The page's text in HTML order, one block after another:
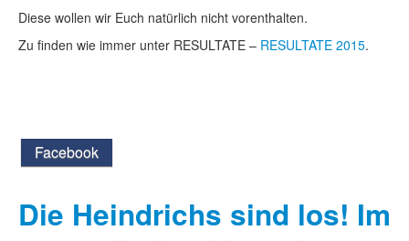
Diese wollen wir Euch natürlich nicht vorenthalten.
Zu finden wie immer unter RESULTATE – RESULTATE 2015.
Facebook
Die Heindrichs sind los! Im